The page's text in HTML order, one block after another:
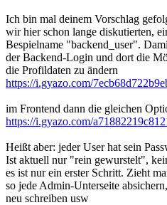
Ich bin mal deinem Vorschlag
wir hier schon lange diskutierten,
Bespielname "backend_user".
der Backend-Login und dort die
die Profildaten zu ändern
https://i.gyazo.com/
im Frontend dann die gleichen
https://i.gyazo.com/
Heißt aber: jeder User hat sein
Ist aktuell nur "rein gewurstelt",
es ist nur ein erster Schritt. Zieht
so jede Admin-Unterseite
neu schreiben usw